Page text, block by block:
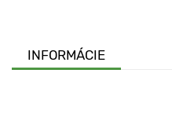
INFORMÁCIE